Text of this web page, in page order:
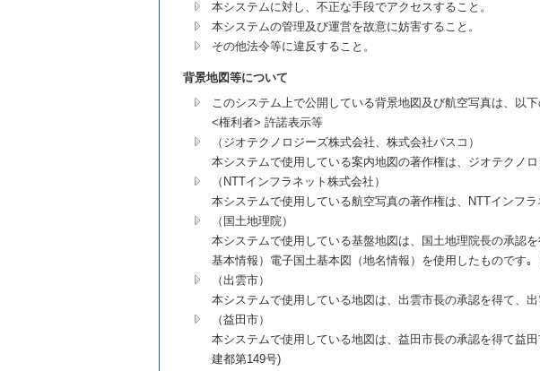
本システムに対し、不正な手段でアクセスすること。
本システムの管理及び運営を故意に妨害すること。
その他法令等に違反すること。
背景地図等について
このシステム上で公開している背景地図及び航空写真は、以下
<権利者> 許諾表示等
（ジオテクノロジーズ株式会社、株式会社パスコ）
本システムで使用している案内地図の著作権は、ジオテクノ
（NTTインフラネット株式会社）
本システムで使用している航空写真の著作権は、NTTインフラ
（国土地理院）
本システムで使用している基盤地図は、国土地理院長の承認
基本情報）電子国土基本図（地名情報）を使用したものです｡
（出雲市）
本システムで使用している地図は、出雲市長の承認を得て、
（益田市）
本システムで使用している地図は、益田市長の承認を得て益
建都第149号)